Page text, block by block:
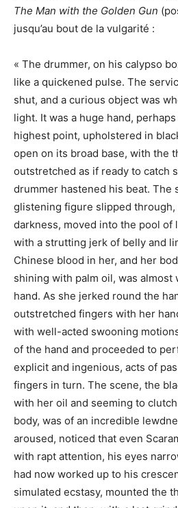
The Man with the Golden Gun
jusqu’au bout de la vulgarité :
« The drummer, on his calypso
like a quickened pulse. The
shut, and a curious object was
light. It was a huge hand,
highest point, upholstered in
open on its broad base, with the
outstretched as if ready to catch
drummer hastened his beat. The
glistening figure slipped through,
darkness, moved into the pool of
with a strutting jerk of belly and
Chinese blood in her, and her
shining with palm oil, was almost
hand. As she jerked round the
outstretched fingers with her
with well-acted swooning
of the hand and proceeded to
explicit and ingenious, acts of
fingers in turn. The scene, the
with her oil and seeming to
body, was of an incredible
aroused, noticed that even
with rapt attention, his eyes
had now worked up to his
simulated ecstasy, mounted the